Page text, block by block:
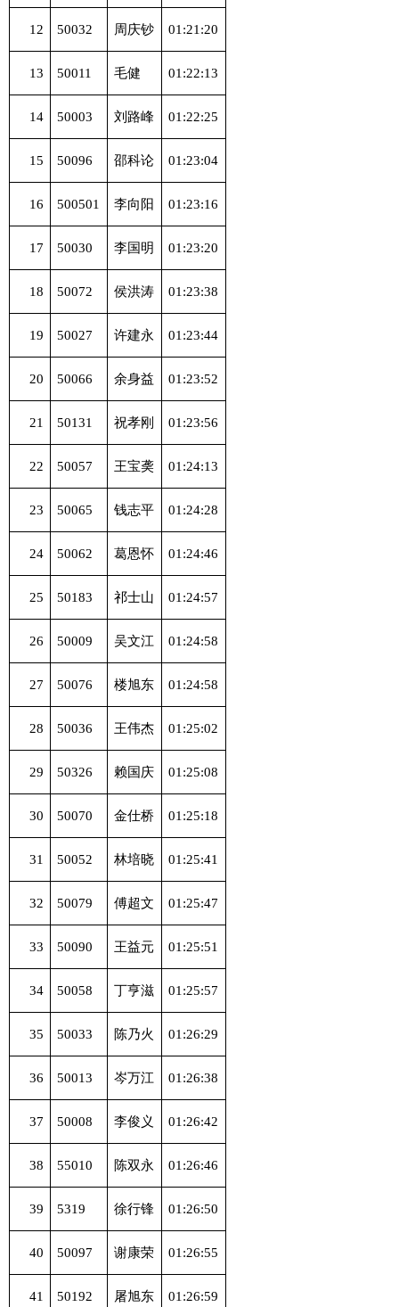
12 50032 周庆钞 01:21:20
13 50011 毛健 01:22:13
14 50003 刘路峰 01:22:25
15 50096 邵科论 01:23:04
16 500501 李向阳 01:23:16
17 50030 李国明 01:23:20
18 50072 侯洪涛 01:23:38
19 50027 许建永 01:23:44
20 50066 余身益 01:23:52
21 50131 祝孝刚 01:23:56
22 50057 王宝䶮 01:24:13
23 50065 钱志平 01:24:28
24 50062 葛恩怀 01:24:46
25 50183 祁士山 01:24:57
26 50009 吴文江 01:24:58
27 50076 楼旭东 01:24:58
28 50036 王伟杰 01:25:02
29 50326 赖国庆 01:25:08
30 50070 金仕桥 01:25:18
31 50052 林培晓 01:25:41
32 50079 傅超文 01:25:47
33 50090 王益元 01:25:51
34 50058 丁亨滋 01:25:57
35 50033 陈乃火 01:26:29
36 50013 岑万江 01:26:38
37 50008 李俊义 01:26:42
38 55010 陈双永 01:26:46
39 5319 徐行锋 01:26:50
40 50097 谢康荣 01:26:55
41 50192 屠旭东 01:26:59